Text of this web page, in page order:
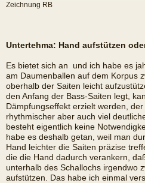
Zeichnung RB
Untertehma: Hand aufstützen
Es bietet sich an  und ich habe es
am Daumenballen auf dem Korpus
oberhalb der Saiten leicht
den Anfang der Bass-Saiten legt,
Dämpfungseffekt erzielt werden,
rhythmischer aber auch viel
besteht eigentlich keine
habe es deshalb getan, weil man
Hand leichter die Saiten präzise
die die Hand dadurch verankern,
unterhalb des Schallochs irgendwo
aufstützen. Das habe ich einmal